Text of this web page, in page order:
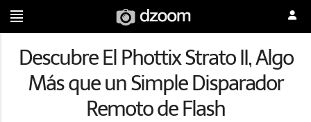
Descubre El Phottix Strato II, Algo
Más que un Simple Disparador
Remoto de Flash